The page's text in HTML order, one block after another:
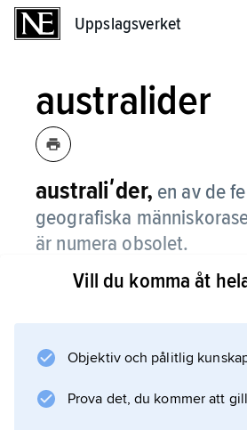
Uppslagsverket
australider
australiʹder, en av de
geografiska
är numera obsolet.
Klassifikationen av raser hos
.
Vill du komma åt
Objektiv och pålitlig
Prova det, du kommer att